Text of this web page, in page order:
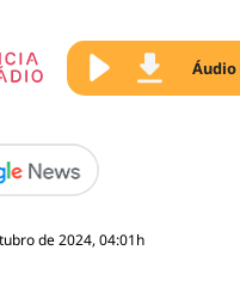
Áudio
de 2024, 04:01h